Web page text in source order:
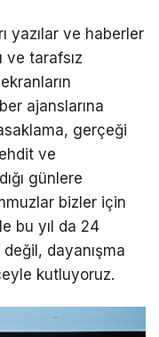
yazılar ve haberler
ve tarafsız
ajanslarına
gerçeği
ve
günlere
bizler için
bu yıl da 24
değil, dayanışma
kutluyoruz.